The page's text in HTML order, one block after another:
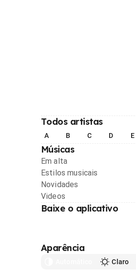
Todos artistas
A B C D E
Músicas
Em alta
Estilos musicais
Novidades
Videos
Baixe o aplicativo
Aparência
Claro